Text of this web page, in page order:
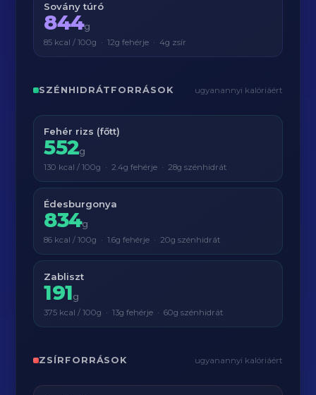
Sovány túró
844g
85 kcal / 100g · 12g fehérje · 4g zsír
SZÉNHIDRÁTFORRÁSOK ugyanannyi kalóriáért
Fehér rizs (főtt)
552g
130 kcal / 100g · 2.4g fehérje · 28g szénhidrát
Édesburgonya
834g
86 kcal / 100g · 1.6g fehérje · 20g szénhidrát
Zabliszt
191g
375 kcal / 100g · 13g fehérje · 60g szénhidrát
ZSÍRFORRÁSOK ugyanannyi kalóriáért